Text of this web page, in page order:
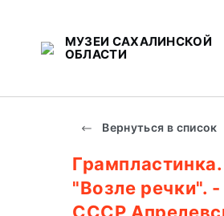
МУЗЕИ САХАЛИНСКОЙ
ОБЛАСТИ
Вернуться в список
"Возле речки".